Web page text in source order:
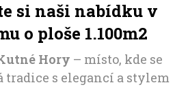
si naši nabídku v
o ploše 1.100m2
Hory – místo, kde se
tradice s elegancí a stylem